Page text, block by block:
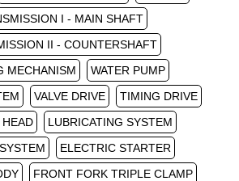
I - MAIN SHAFT
II - COUNTERSHAFT
MECHANISM
WATER PUMP
VALVE DRIVE
TIMING DRIVE
LUBRICATING SYSTEM
ELECTRIC STARTER
FRONT FORK TRIPLE CLAMP